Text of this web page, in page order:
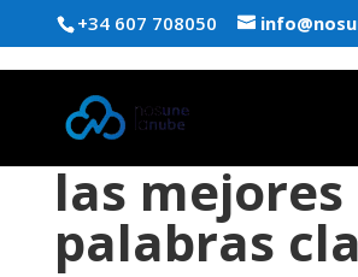
+34 607 708050
las mejores
palabras